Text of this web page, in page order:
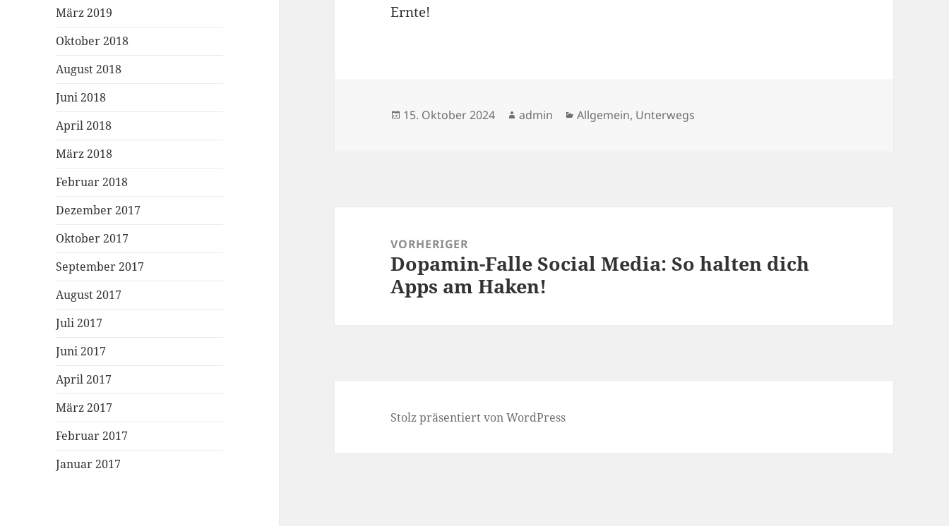
März 2019
Oktober 2018
August 2018
Juni 2018
April 2018
März 2018
Februar 2018
Dezember 2017
Oktober 2017
September 2017
August 2017
Juli 2017
Juni 2017
April 2017
März 2017
Februar 2017
Januar 2017
Ernte!
Veröffentlicht
15. Oktober 2024 Autor
admin Kategorien
Allgemein, Unterwegs
VORHERIGER
Vorheriger
Beitrag:
Dopamin-Falle Social Media: So halten dich
Apps am Haken!
Stolz präsentiert von WordPress